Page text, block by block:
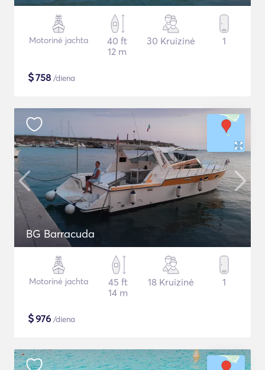
Motorinė jachta
40 ft
12 m
30 Kruizinė 1
$758 /diena
BG Barracuda
Motorinė jachta
45 ft
14 m
18 Kruizinė 1
$976 /diena